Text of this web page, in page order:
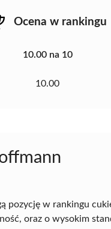
Ocena w rankingu
10.00 na 10
10.00
pozycję w rankingu
oraz o wysokim